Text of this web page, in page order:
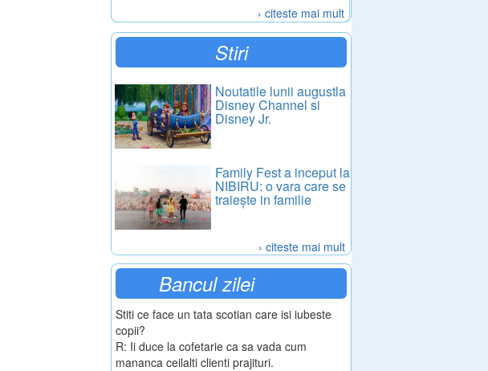
› citeste mai mult
Stiri
Noutatile lunii augustla
Disney Channel si
Disney Jr.
Family Fest a inceput la
NIBIRU: o vara care se
traiește in familie
› citeste mai mult
Bancul zilei
Stiti ce face un tata scotian care isi iubeste
copii?
R: Ii duce la cofetarie ca sa vada cum
mananca ceilalti clienti prajituri.